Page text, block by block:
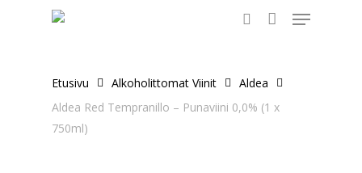
Menu
Etusivu Alkoholittomat Viinit
Aldea
Aldea Red Tempranillo – Punaviini 0,0% (1 x
750ml)